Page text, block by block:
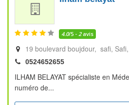
4.0/5 - 2avis
19 boulevard boujdour, safi Safi
0524652655
ILHAM BELAYAT spécialiste en
numéro de...